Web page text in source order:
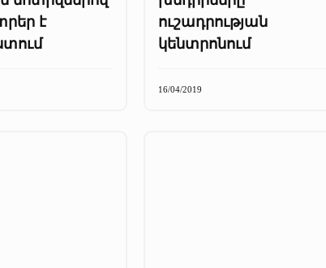
է
ուշադրության
կենտրոնում
16/04/2019